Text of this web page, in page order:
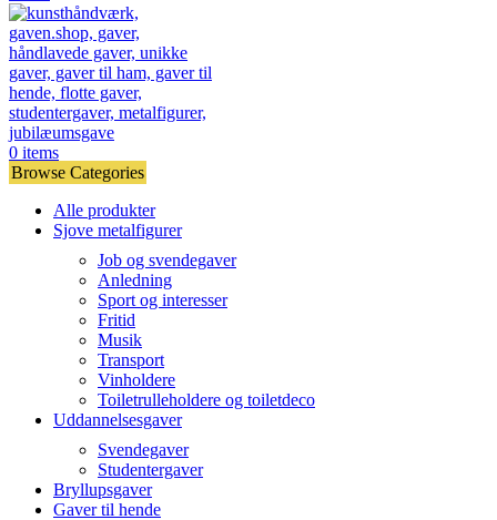
0 items
Browse Categories
Alle produkter
Sjove metalfigurer
Job og svendegaver
Anledning
Sport og interesser
Fritid
Musik
Transport
Vinholdere
Toiletrulleholdere og toiletdeco
Uddannelsesgaver
Svendegaver
Studentergaver
Bryllupsgaver
Gaver til hende